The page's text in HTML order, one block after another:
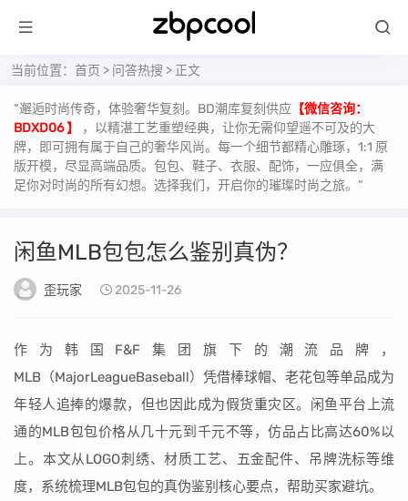
当前位置： 首页 > 问答热搜 > 正文
“邂逅时尚传奇，体验奢华复刻。BD潮库复刻供应 【微信咨询：
BDXD06 】
，以精湛工艺重塑经典，让你无需仰望遥不可及的大
牌，即可拥有属于自己的奢华风尚。每一个细节都精心雕琢，1:1 原
版开模，尽显高端品质。包包、鞋子、衣服、配饰，一应俱全，满
足你对时尚的所有幻想。选择我们，开启你的璀璨时尚之旅。”
闲鱼MLB包包怎么鉴别真伪？
歪玩家 2025-11-26
作为韩国F&F集团旗下的潮流品牌，
MLB（MajorLeagueBaseball）凭借棒球帽、老花包等单品成为
年轻人追捧的爆款，但也因此成为假货重灾区。闲鱼平台上流
通的MLB包包价格从几十元到千元不等，仿品占比高达60%以
上。本文从LOGO刺绣、材质工艺、五金配件、吊牌洗标等维
度，系统梳理MLB包包的真伪鉴别核心要点，帮助买家避坑。